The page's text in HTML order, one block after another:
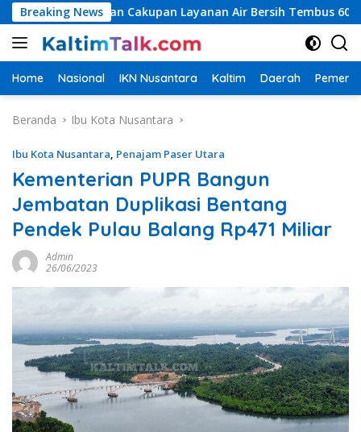
Langsung
ke
konten
Breaking News
Cakupan Layanan Air Bersih Tembus 60 Persen,
Home Nasional IKN Nusantara Kaltim Daerah
Beranda Ibu Kota Nusantara
Ibu Kota Nusantara, Penajam Paser Utara
Kementerian PUPR Bangun
Jembatan Duplikasi Bentang
Pendek Pulau Balang Rp471 Miliar
Admin
26/06/2023